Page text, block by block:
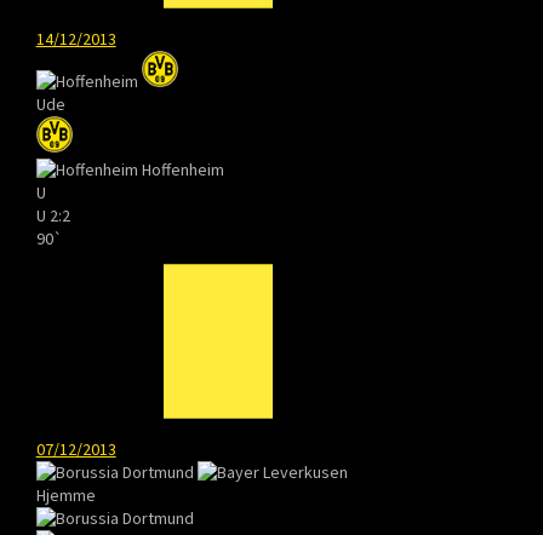
14/12/2013
Ude
Hoffenheim
U
U 2:2
90`
07/12/2013
Hjemme